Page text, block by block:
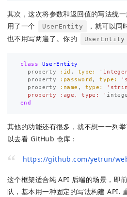
其次，这次将参数和返回值的写法统
用了一个
UserEntity
，就可以同
也不用写两遍了。你的
UserEntity
class
UserEntity
property
:id , type:
property
:password , type:
property
:name , type:
  property :age, type: '
end
其他的功能还有很多，就不想一一列
以去看 GitHub 仓库：
https://github.com/yetrun/
这个框架适合纯 API 后端的场景，即
队，基本用一种固定的写法构建 API.